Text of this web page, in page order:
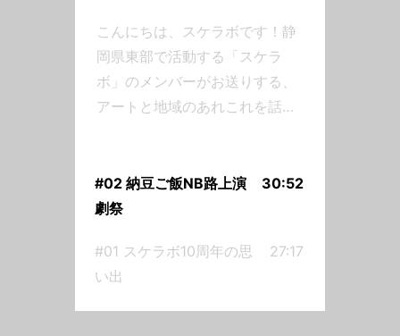
こんにちは、スケラボです！静
岡県東部で活動する「スケラ
ボ」のメンバーがお送りする、
アートと地域のあれこれを話す
舞台監督の「だいじろう」、デ
ザイナーの「まき」の３人で
20:00配信第2回は、移動が多い
だいじろうさんの食事の工夫か
ら、衝撃的な旅のエピソード、
#02 納豆ご飯NB路上演
劇祭
30:52
#01 スケラボ10周年の思
い出
27:17